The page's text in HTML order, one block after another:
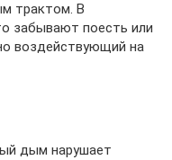
трактом. В
забывают поесть или
воздействующий на
дым нарушает